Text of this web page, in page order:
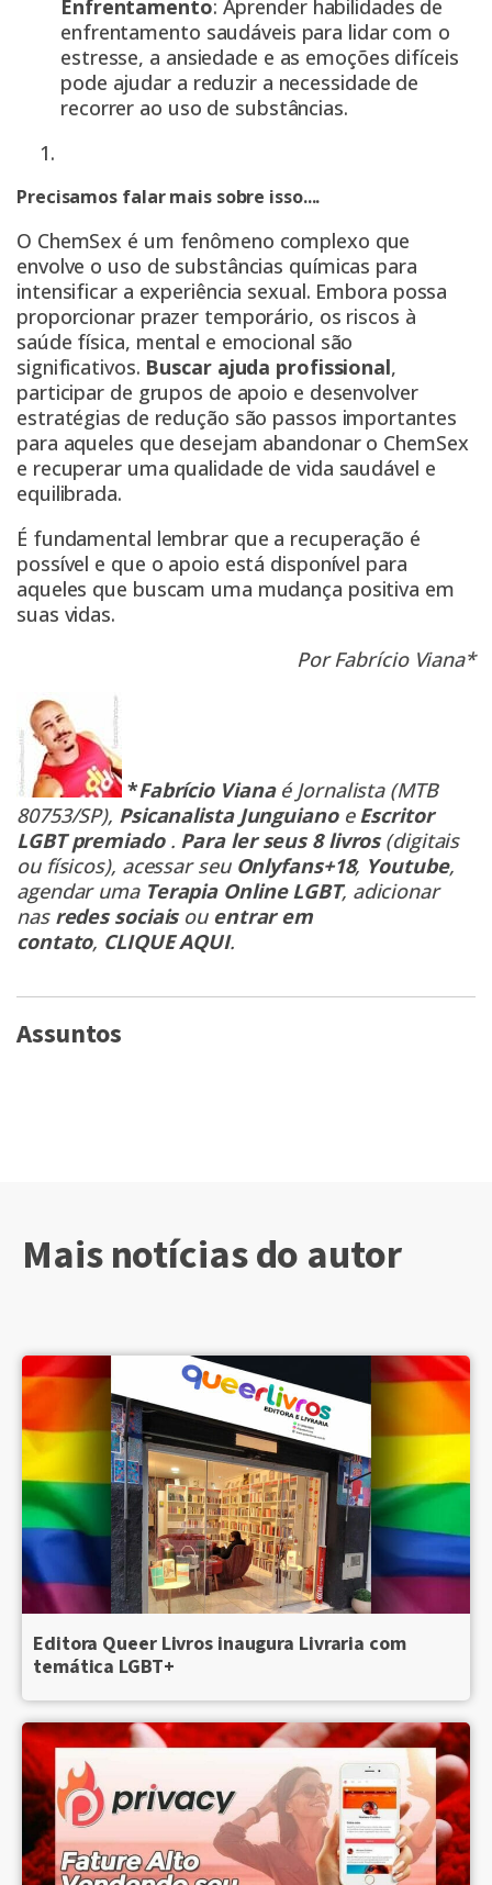
Enfrentamento: Aprender habilidades de
enfrentamento saudáveis para lidar com o
estresse, a ansiedade e as emoções difíceis
pode ajudar a reduzir a necessidade de
recorrer ao uso de substâncias.
Precisamos falar mais sobre isso....
O ChemSex é um fenômeno complexo que
envolve o uso de substâncias químicas para
intensificar a experiência sexual. Embora possa
proporcionar prazer temporário, os riscos à
saúde física, mental e emocional são
significativos. Buscar ajuda profissional,
participar de grupos de apoio e desenvolver
estratégias de redução são passos importantes
para aqueles que desejam abandonar o ChemSex
e recuperar uma qualidade de vida saudável e
equilibrada.
É fundamental lembrar que a recuperação é
possível e que o apoio está disponível para
aqueles que buscam uma mudança positiva em
suas vidas.
Por Fabrício Viana*
*Fabrício Vianaé Jornalista (MTB
80753/SP), Psicanalista Junguianoe Escritor
LGBT premiado. Para ler seus 8 livros(digitais
ou físicos), acessar seu Onlyfans+18, Youtube,
agendar uma Terapia Online LGBT, adicionar
nas redes sociaisou entrar em
contato, CLIQUE AQUI.
Assuntos
Mais notícias do autor
Editora Queer Livros inaugura Livraria com
temática LGBT+